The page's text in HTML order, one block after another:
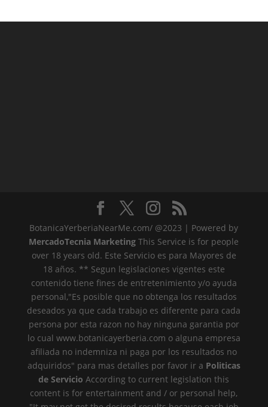
BotanicaYerberiaNearMe.com/ @2023 | Powered by
MercadoTecnia MarketingThis Service is for people
over 18 years old. Este Servicio es para Mayores de
18 años. ** Segun legislaciones vigentes este
contenido tiene fines de entretenimiento y/o ayuda
personal,"Es posible que no obtenga los resultados
deseados ya que cada trabajo es diferente para cada
persona por esta razon no hay ninguna garantia por
lo cual www.botanicayerberia.com o alguna empresa
afiliada no indemniza ni paga por los resultados no
adquiridos" para mas detalles por favor ir a Politicas
de Servicio According to current legislation this
content is for entertainment and / or personal help,